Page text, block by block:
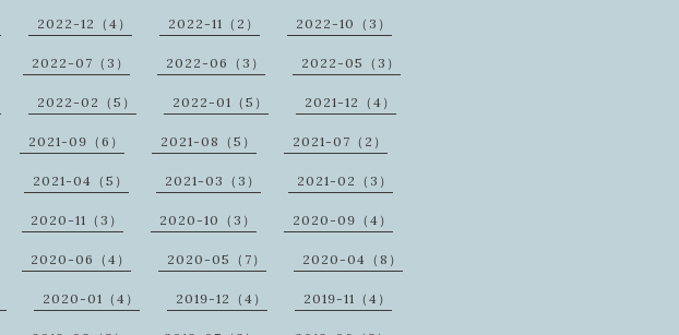
2022-12（4） 2022-11（2） 2022-10（3）
2022-07（3） 2022-06（3） 2022-05（3）
2022-02（5） 2022-01（5） 2021-12（4）
2021-09（6） 2021-08（5） 2021-07（2）
2021-04（5） 2021-03（3） 2021-02（3）
2020-11（3） 2020-10（3） 2020-09（4）
2020-06（4） 2020-05（7） 2020-04（8）
2020-01（4） 2019-12（4） 2019-11（4）